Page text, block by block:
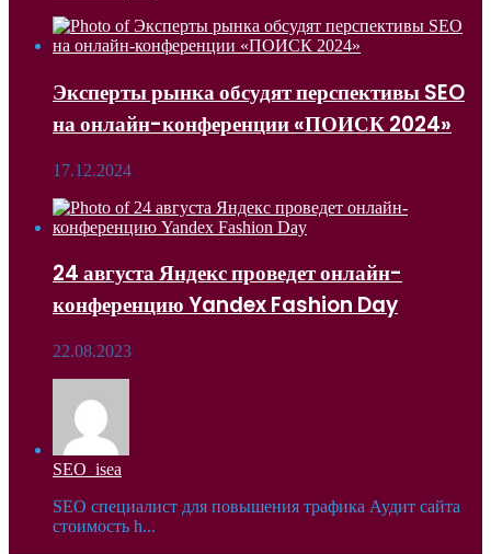
Эксперты рынка обсудят перспективы SEO
на онлайн-конференции «ПОИСК 2024»
17.12.2024
24 августа Яндекс проведет онлайн-
конференцию Yandex Fashion Day
22.08.2023
SEO_isea
SEO специалист для повышения трафика Аудит сайта
стоимость h...